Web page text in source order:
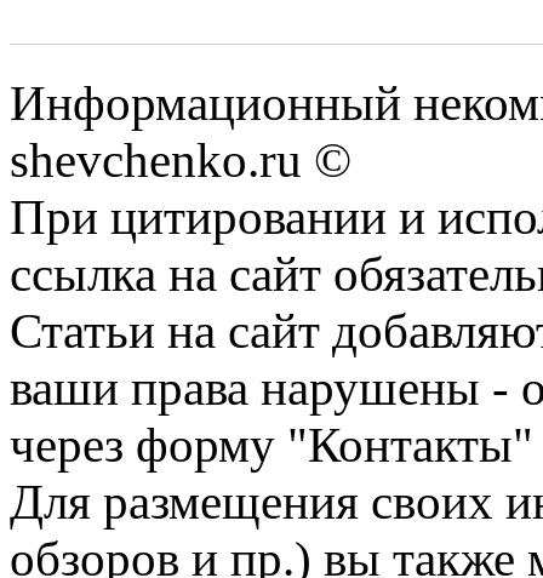
Информационный
shevchenko.ru ©
При цитировании и
ссылка на сайт
Статьи на сайт
ваши права нарушены -
через форму "Контакты"
Для размещения своих
обзоров и пр.) вы также